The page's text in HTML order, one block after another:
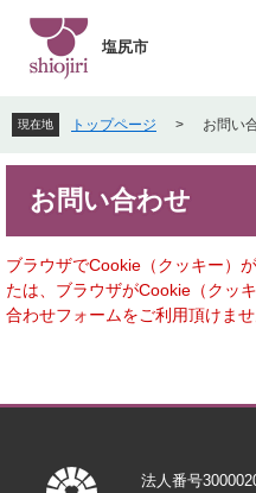
先
頭
で
を
飛
ば
本
文
へ
塩尻市
現在地 トップページ > お問い
お問い合わせ
ブラウザでCookie（クッキー）
たは、ブラウザがCookie（クッ
合わせフォームをご利用頂けませ
法人番号